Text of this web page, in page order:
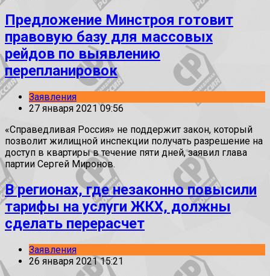
Предложение Минстроя готовит
правовую базу для массовых
рейдов по выявлению
перепланировок
Заявления
27 января 2021 09:56
«Справедливая Россия» не поддержит закон, который
позволит жилищной инспекции получать разрешение на
доступ в квартиры в течение пяти дней, заявил глава
партии Сергей Миронов.
В регионах, где незаконно повысили
тарифы на услуги ЖКХ, должны
сделать перерасчет
Заявления
26 января 2021 15:21